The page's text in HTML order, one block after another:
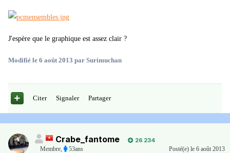
J'espère que le graphique est assez clair ?
Modifié le 6 août 2013 par Surimuchan
Citer Signaler Partager
Crabe_fantome
26 234
Membre
53ans Posté(e) le 6 août 2013